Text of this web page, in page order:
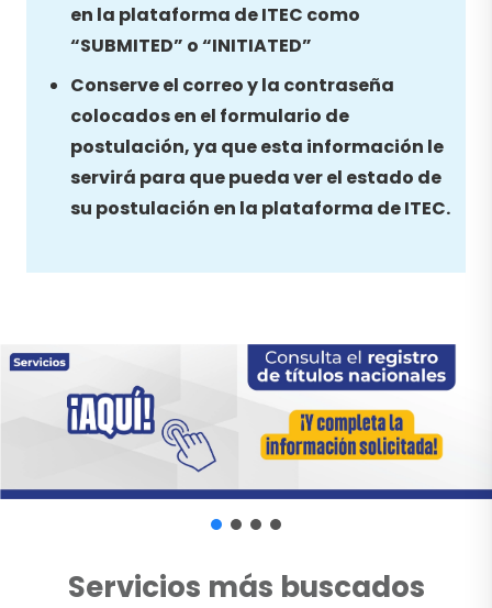
en la plataforma de ITEC como
“SUBMITED” o “INITIATED”
Conserve el correo y la contraseña
colocados en el formulario de
postulación, ya que esta información le
servirá para que pueda ver el estado de
su postulación en la plataforma de ITEC.
Servicios más buscados